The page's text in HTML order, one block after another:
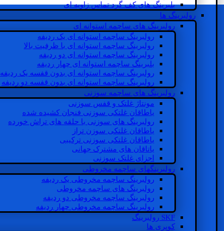
بلبرینگ های کف گرد تماس زاویه ای
رولبرینگ ها
رولبرینگ های ساچمه استوانه ای
رولبرینگ ساچمه استوانه ای یک ردیفه
رولبرینگ ساچمه استوانه ای با ظرفیت بالا
رولبرینگ ساچمه استوانه ای دو ردیفه
بلبرینگ ساچمه استوانه ای چهار ردیفه
رولبرینگ ساچمه استوانه ای بدون قفسه یک ردیفه
رولبرینگ ساچمه استوانه ای بدون قفسه دو ردیفه
رولبرینگ های ساچمه سوزنی
مونتاژ غلتک و قفس سوزنی
یاطاقان غلتکی سوزنی فنجان کشیده شده
رولبرینگ های سوزنی با حلقه های تراش خورده
یاطاقان غلتکی سوزن تراز
یاطاقان غلتکی سوزنی ترکیبی
یاتاقان های مشترک جهانی
اجزای غلتک سوزنی
رولبرینگهای ساچمه مخروطی
رولبرینگ ساچمه مخروطی یک ردیفه
رولبرینگ های ساچمه مخروطی
رولبرینگ ساچمه مخروطی دو ردیفه
رولبرینگ ساچمه مخروطی چهار ردیفه
SKF رولبرینگ
کوپری ها